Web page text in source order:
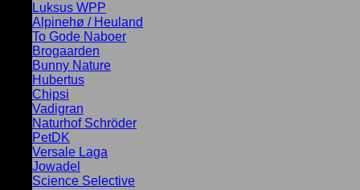
Luksus WPP
Alpinehø / Heuland
To Gode Naboer
Brogaarden
Bunny Nature
Hubertus
Chipsi
Vadigran
Naturhof Schröder
PetDK
Versale Laga
Jowadel
Science Selective